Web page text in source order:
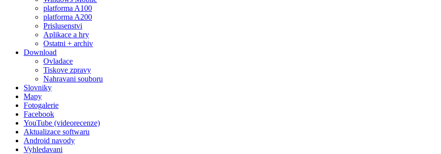
platforma A100
platforma A200
Prislusenstvi
Aplikace a hry
Ostatni + archiv
Download
Ovladace
Tiskove zpravy
Nahravani souboru
Slovniky
Mapy
Fotogalerie
Facebook
YouTube (videorecenze)
Aktualizace softwaru
Android navody
Vyhledavani